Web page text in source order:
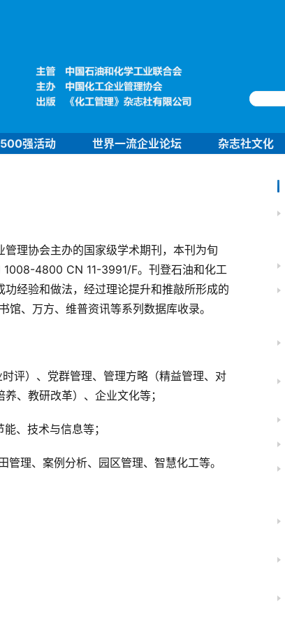
500强活动 世界一流企业论坛 杂志社文化
理协会主办的国家级学术期刊，本刊为旬
1008-4800 CN 11-3991/F。刊登石油和化工
经验和做法，经过理论提升和推敲所形成的
、万方、维普资讯等系列数据库收录。
评）、党群管理、管理方略（精益管理、对
、教研改革）、企业文化等；
、技术与信息等；
理、案例分析、园区管理、智慧化工等。